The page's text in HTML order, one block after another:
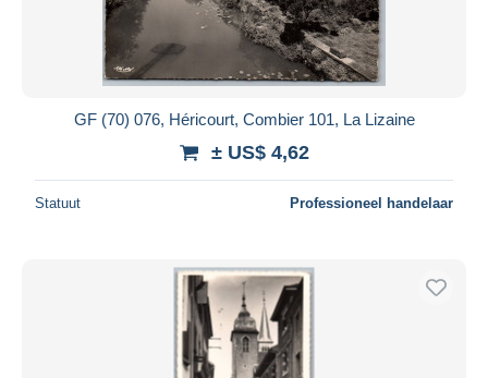
GF (70) 076, Héricourt, Combier 101, La Lizaine
± US$ 4,62
Statuut Professioneel handelaar